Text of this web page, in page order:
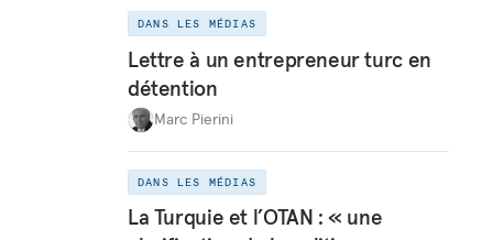
DANS LES MÉDIAS
Lettre à un entrepreneur turc en
détention
Marc Pierini
DANS LES MÉDIAS
La Turquie et l’OTAN : « une